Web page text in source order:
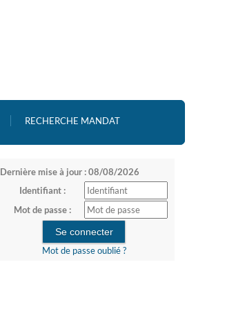
RECHERCHE MANDAT
Dernière mise à jour : 08/08/2026
Identifiant :
Mot de passe :
Mot de passe oublié ?